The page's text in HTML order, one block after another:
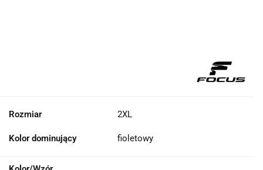
Rozmiar 2XL
Kolor dominujący fioletowy